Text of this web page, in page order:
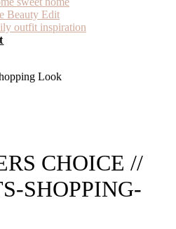
Beauty Edit
outfit inspiration
CHOICE //
SHOPPING-